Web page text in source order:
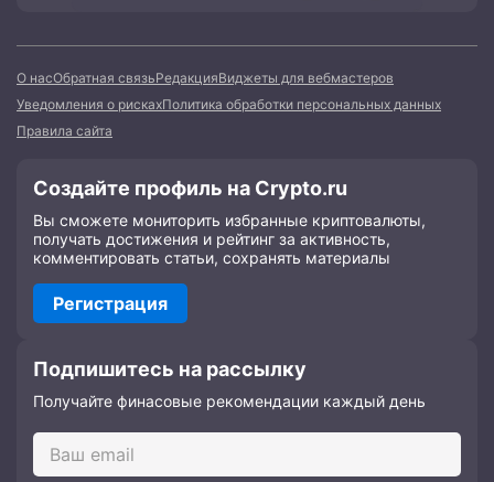
О насОбратная связьРедакцияВиджеты для вебмастеров
Уведомления о рискахПолитика обработки персональных данных
Правила сайта
Создайте профиль на Crypto.ru
Вы сможете мониторить избранные криптовалюты,
получать достижения и рейтинг за активность,
комментировать статьи, сохранять материалы
Регистрация
Подпишитесь на рассылку
Получайте финасовые рекомендации каждый день